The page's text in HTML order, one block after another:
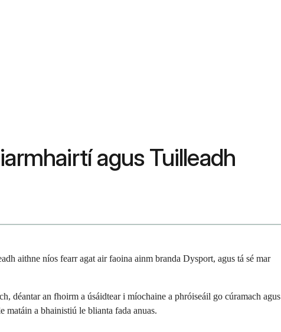
agus Tuilleadh
aithne níos fearr agat air faoina ainm branda Dysport, agus tá sé mar
déantar an fhoirm a úsáidtear i míochaine a phróiseáil go cúramach agus
matáin a bhainistiú le blianta fada anuas.